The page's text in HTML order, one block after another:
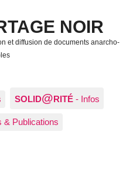
NOIR
et diffusion de documents anarcho-
SOLID@RITÉ - Infos
& Publications